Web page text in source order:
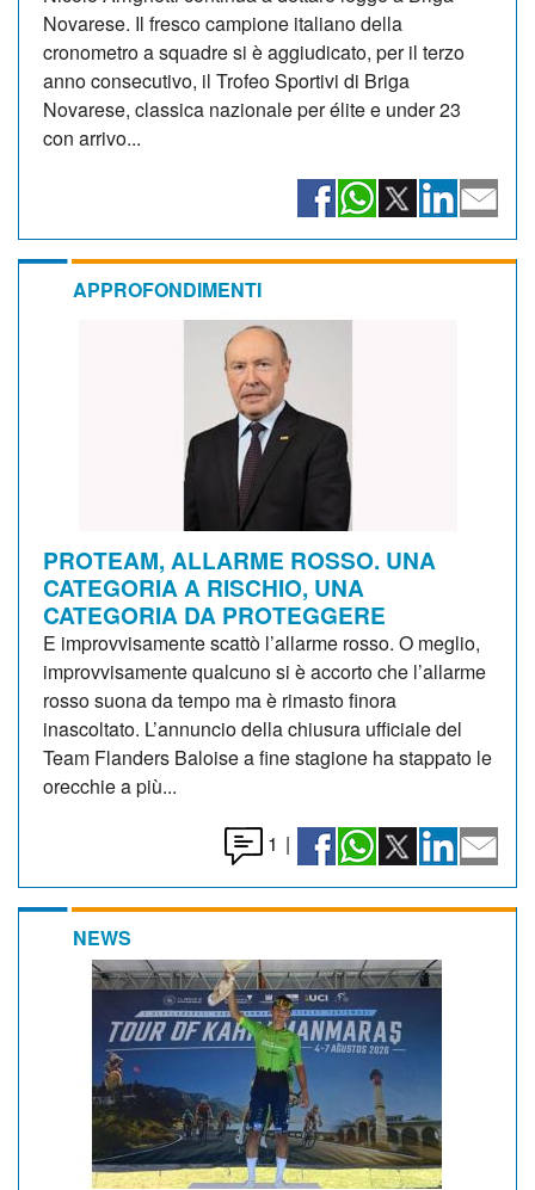
Novarese. Il fresco campione italiano della
cronometro a squadre si è aggiudicato, per il terzo
anno consecutivo, il Trofeo Sportivi di Briga
Novarese, classica nazionale per élite e under 23
con arrivo...
APPROFONDIMENTI
PROTEAM, ALLARME ROSSO. UNA
CATEGORIA A RISCHIO, UNA
CATEGORIA DA PROTEGGERE
E improvvisamente scattò l’allarme rosso. O meglio,
improvvisamente qualcuno si è accorto che l’allarme
rosso suona da tempo ma è rimasto finora
inascoltato. L’annuncio della chiusura ufficiale del
Team Flanders Baloise a fine stagione ha stappato le
orecchie a più...
1 |
NEWS